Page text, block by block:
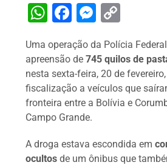
W
at
s
A
p
F
c
e
b
o
k
M
s
s
e
n
er
p
y
Li
n
Uma operação da Polícia
apreensão de745 quilos de
nesta sexta-feira, 20 de
fiscalização a veículos que
fronteira entre a Bolívia e
Campo Grande.
A droga estava escondida em
ocultos de um ônibus que